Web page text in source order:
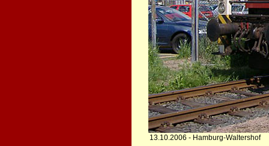
13.10.2006 - Hamburg-Waltershof